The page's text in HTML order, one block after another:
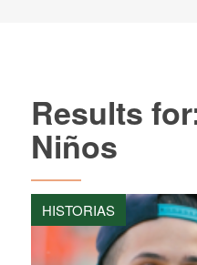
Results
Niños
HISTORIAS